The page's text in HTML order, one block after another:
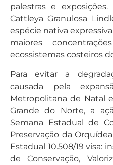
palestras e
Cattleya Granulosa
espécie nativa
maiores
ecossistemas costeiros
Para evitar a
causada pela
Metropolitana de Natal
Grande do Norte, a
Semana Estadual de
Preservação da
Estadual 10.508/19 visa:
de Conservação,